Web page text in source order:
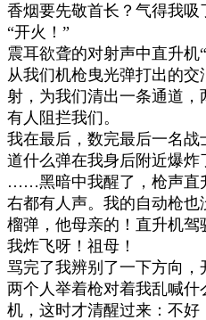
香烟要先敬首长？气得我吸
“开火！ ”
震耳欲聋的对射声中直升机“
从我们机枪曳光弹打出的
射，为我们清出一条通道
有人阻拦我们。
我在最后，数完最后一名
道什么弹在我身后附近爆炸
……黑暗中我醒了，枪声
右都有人声。我的自动枪
榴弹，他母亲的！直升机
我炸飞呀！祖母！
骂完了我辨别了一下方向
两个人举着枪对着我乱喊
机，这时才清醒过来：不好